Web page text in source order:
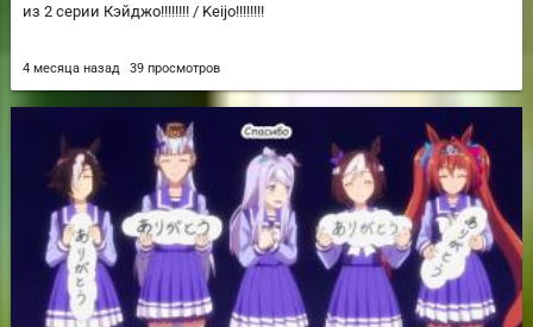
из 2 серии Кэйджо!!!!!!!! / Keijo!!!!!!!!
4 месяца назад 39 просмотров